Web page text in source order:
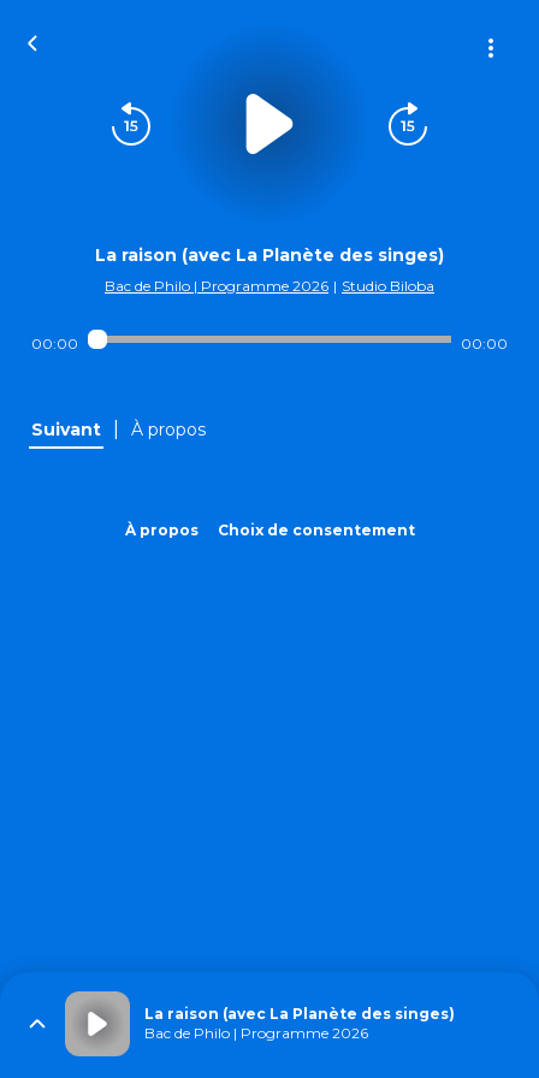
La raison (avec La Planète des singes)
Bac de Philo | Programme 2026 | Studio Biloba
00:00 00:00
Suivant À propos
À propos Choix de consentement
La raison (avec La Planète des singes)
Bac de Philo | Programme 2026